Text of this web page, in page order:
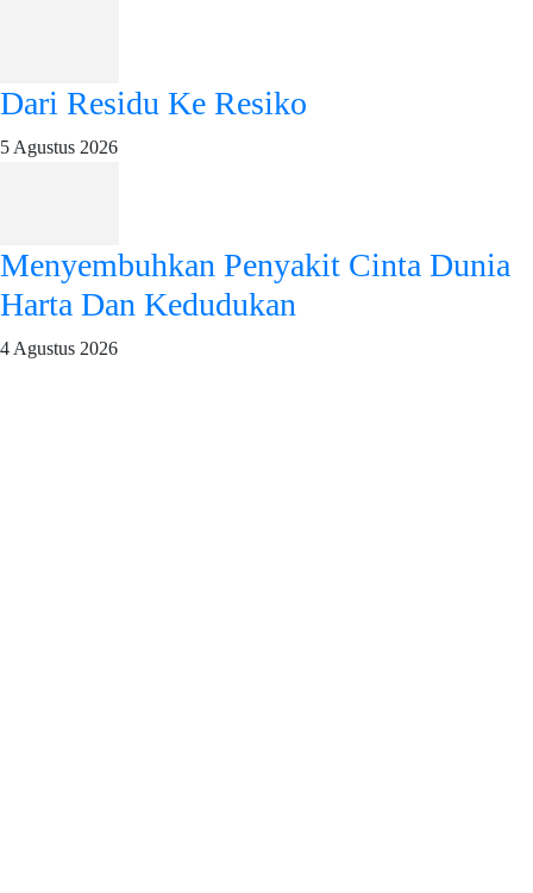
Dari Residu Ke Resiko
5 Agustus 2026
Menyembuhkan Penyakit Cinta Dunia
Harta Dan Kedudukan
4 Agustus 2026